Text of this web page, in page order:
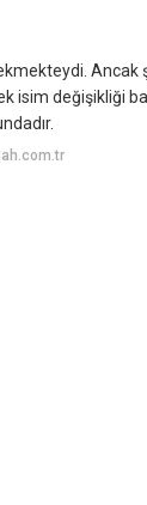
Ancak
isim değişikliği